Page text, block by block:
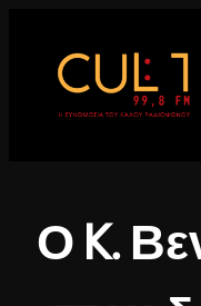
περιεχόμενο
Ο K.